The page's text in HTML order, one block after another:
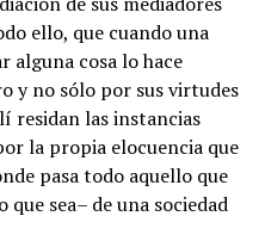
ello, que cuando una
alguna cosa lo hace
y no sólo por sus virtudes
residan las instancias
la propia elocuencia que
pasa todo aquello que
sea– de una sociedad